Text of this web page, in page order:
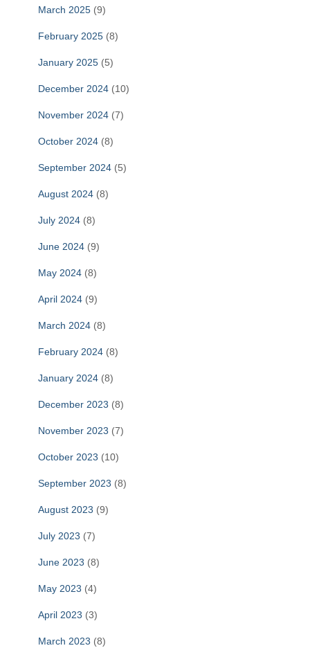
March 2025 (9)
February 2025 (8)
January 2025 (5)
December 2024 (10)
November 2024 (7)
October 2024 (8)
September 2024 (5)
August 2024 (8)
July 2024 (8)
June 2024 (9)
May 2024 (8)
April 2024 (9)
March 2024 (8)
February 2024 (8)
January 2024 (8)
December 2023 (8)
November 2023 (7)
October 2023 (10)
September 2023 (8)
August 2023 (9)
July 2023 (7)
June 2023 (8)
May 2023 (4)
April 2023 (3)
March 2023 (8)